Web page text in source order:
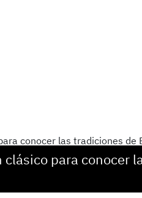
clásico para conocer